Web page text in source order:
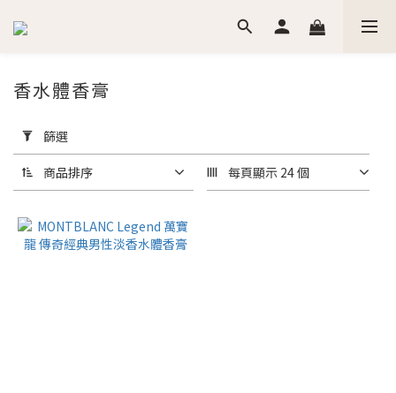
用
篩
選
(0/20)
價格
(NT$)
香水體香膏
篩選
商品排序 每頁顯示 24 個